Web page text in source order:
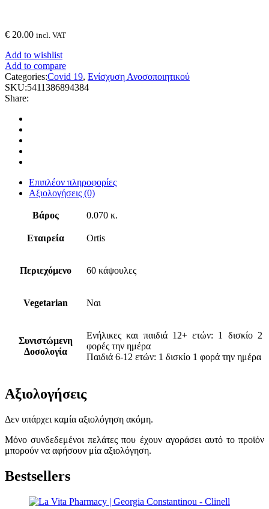
€ 20.00 incl. VAT
Add to wishlist
Add to compare
Categories:Covid 19, Ενίσχυση Ανοσοποιητικού
SKU:5411386894384
Share:
Επιπλέον πληροφορίες
Αξιολογήσεις (0)
Βάρος 0.070 κ.
Εταιρεία Ortis
Περιεχόμενο 60 κάψουλες
Vegetarian Ναι
Συνιστώμενη
Δοσολογία
Ενήλικες και παιδιά 12+ ετών: 1 δισκίο 2
φορές την ημέρα
Παιδιά 6-12 ετών: 1 δισκίο 1 φορά την ημέρα
Αξιολογήσεις
Δεν υπάρχει καμία αξιολόγηση ακόμη.
Μόνο συνδεδεμένοι πελάτες που έχουν αγοράσει αυτό το προϊόν
μπορούν να αφήσουν μία αξιολόγηση.
Bestsellers